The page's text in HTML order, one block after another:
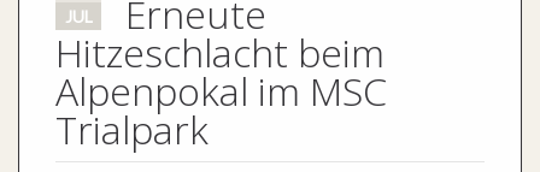
JUL Erneute
Hitzeschlacht beim
Alpenpokal im MSC
Trialpark